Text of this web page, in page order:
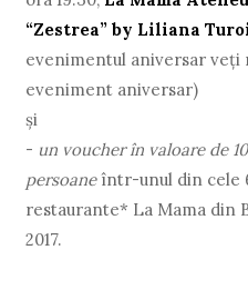
“Zestrea” by Liliana
evenimentul aniversar
eveniment aniversar)
și
- un voucher în valoare de
persoaneîntr-unul din cele
restaurante* La Mama din
2017.